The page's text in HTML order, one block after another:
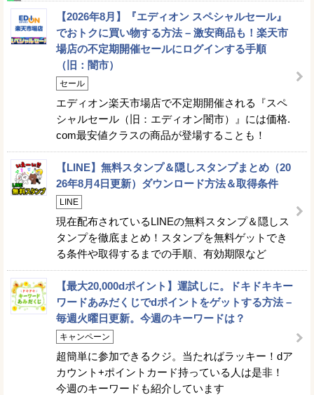
【2026年8月】『エディオン スペシャルセール』
でおトクに買い物する方法 – 激安商品も！楽天市
場店の不定期開催セールにログインする手順
（旧：闇市）
セール
エディオン楽天市場店で不定期開催される『スペ
シャルセール（旧：エディオン闇市）』には価格.
com最安値クラスの商品が登場することも！
【LINE】無料スタンプ＆隠しスタンプまとめ（20
26年8月4日更新）ダウンロード方法＆取得条件
LINE
現在配布されているLINEの無料スタンプ＆隠しス
タンプを徹底まとめ！スタンプを無料ゲットでき
る条件や取得するまでの手順、有効期限など
【最大20,000dポイント】運試しに。ドキドキキー
ワードあみだくじでdポイントをゲットする方法 –
毎週火曜日更新。今週のキーワードは？
キャンペーン
超簡単に参加できるクジ。当たればラッキー！dア
カウント+ポイントカード持っている人は是非！
今週のキーワードも紹介しています